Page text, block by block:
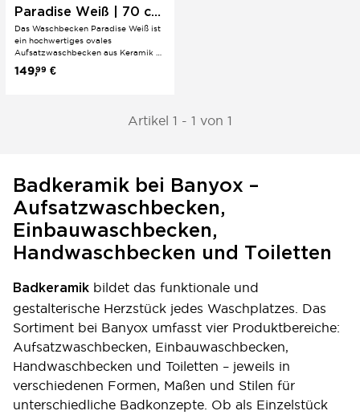
Paradise Weiß | 70 cm
| Modernes Design
Das Waschbecken Paradise Weiß ist
ein hochwertiges ovales
Aufsatzwaschbecken aus Keramik –
Badezimmer. Die geschwungene,
149,99 €
Artikel 1 - 1 von 1
Badkeramik bei Banyox –
Aufsatzwaschbecken,
Einbauwaschbecken,
Handwaschbecken und Toiletten
Badkeramik bildet das funktionale und
gestalterische Herzstück jedes Waschplatzes. Das
Sortiment bei Banyox umfasst vier Produktbereiche:
Aufsatzwaschbecken, Einbauwaschbecken,
Handwaschbecken und Toiletten – jeweils in
verschiedenen Formen, Maßen und Stilen für
unterschiedliche Badkonzepte. Ob als Einzelstück